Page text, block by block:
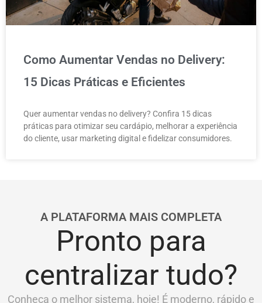
Como Aumentar Vendas no Delivery:
15 Dicas Práticas e Eficientes
Quer aumentar vendas no delivery? Confira 15 dicas
práticas para otimizar seu cardápio, melhorar a experiência
do cliente, usar marketing digital e fidelizar consumidores.
A PLATAFORMA MAIS COMPLETA
Pronto para
centralizar tudo?
Conheça o melhor sistema, hoje! É moderno, rápido e